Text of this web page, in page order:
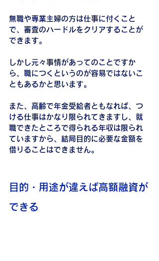
無職や専業主婦の方は仕事に付くこと
で、審査のハードルをクリアすることが
できます。
しかし元々事情があってのことですか
ら、職につくというのが容易ではないこ
ともあるかと思います。
また、高齢で年金受給者ともなれば、つ
ける仕事はかなり限られてきますし、就
職できたところで得られる年収は限られ
ていますから、結局目的に必要な金額を
借りることはできません。
目的・用途が違えば高額融資が
できる